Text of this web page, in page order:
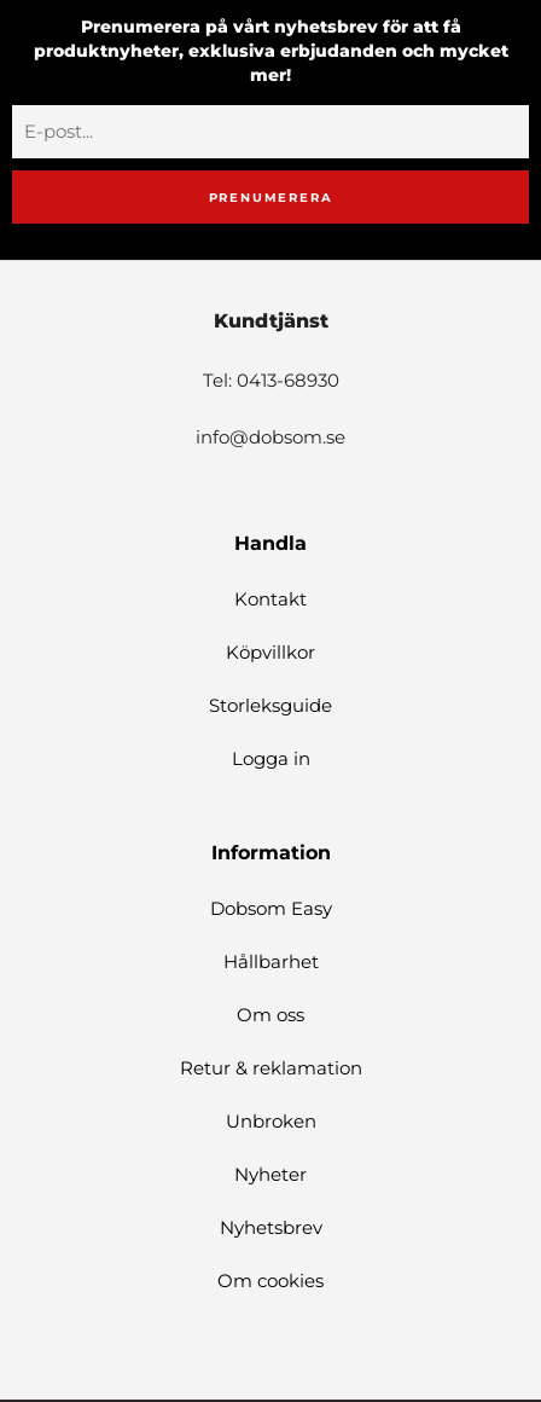
Prenumerera på vårt nyhetsbrev för att få
produktnyheter, exklusiva erbjudanden och mycket
mer!
PRENUMERERA
Kundtjänst
Tel: 0413-68930
info@dobsom.se
Handla
Kontakt
Köpvillkor
Storleksguide
Logga in
Information
Dobsom Easy
Hållbarhet
Om oss
Retur & reklamation
Unbroken
Nyheter
Nyhetsbrev
Om cookies